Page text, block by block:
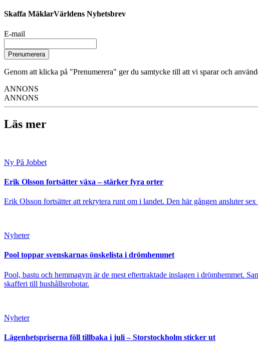
Skaffa MäklarVärldens Nyhetsbrev
E-mail
Prenumerera
Genom att klicka på "Prenumerera" ger du samtycke till att vi sparar och
ANNONS
ANNONS
Läs mer
Ny På Jobbet
Erik Olsson fortsätter växa – stärker fyra orter
Erik Olsson fortsätter att rekrytera runt om i landet. Den här gången ansluter
Nyheter
Pool toppar svenskarnas önskelista i drömhemmet
Pool, bastu och hemmagym är de mest eftertraktade inslagen i drömhemmet.
skafferi till hushållsrobotar.
Nyheter
Lägenhetspriserna föll tillbaka i juli – Storstockholm sticker ut